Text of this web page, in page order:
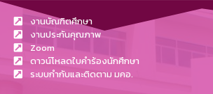
งานบัณฑิตศึกษา
งานประกันคุณภาพ
Zoom
ดาวน์โหลดใบคำร้องนักศึกษา
ระบบกำกับและติดตาม มคอ.